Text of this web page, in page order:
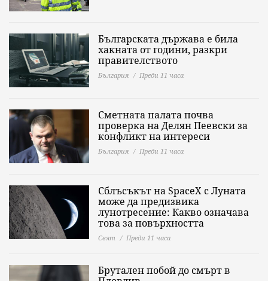
Българската държава е била
хакната от години, разкри
правителството
България Преди 11 часа
Сметната палата почва
проверка на Делян Пеевски за
конфликт на интереси
България Преди 11 часа
Сблъсъкът на SpaceX с Луната
може да предизвика
лунотресение: Какво означава
това за повърхността
Свят Преди 11 часа
Брутален побой до смърт в